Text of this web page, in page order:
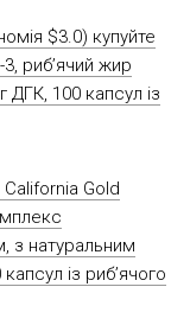
$3.0) купуйте
риб’ячий жир
ДГК, 100 капсул із
California Gold
з натуральним
із риб’ячого